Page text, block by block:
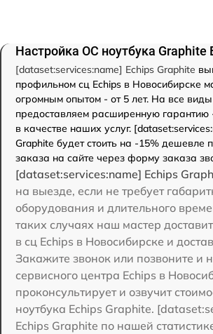
Настройка ОС ноутбука Graphite
[dataset:services:name] Echips Graphite
профильном сц Echips в Новосибирске
огромным опытом - от 5 лет. На все
предоставляем расширенную
в качестве наших услуг.
Graphite будет стоить на -15% дешевле
заказа на сайте через форму заказа
[dataset:services:name] Echips
на выезде, если не требует
оборудования и длительного
таких случаях наш мастер
в сц Echips в Новосибирске и
Закажите звонок или позвоните и
сервисного центра Echips в
проконсультирует и озвучит
ноутбука Echips Graphite.
Echips Graphite по нашей